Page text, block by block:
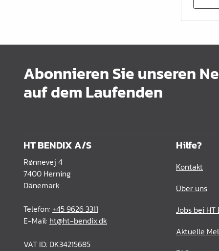
Abonnieren Sie unseren
auf dem Laufenden
HT BENDIX A/S
Rønnevej 4
7400 Herning
Dänemark
Telefon: +45 9626 3311
E-Mail: ht@ht-bendix.dk
VAT ID: DK34215685
Hilfe?
Kontakt
Über uns
Jobs bei HT
Aktuelle